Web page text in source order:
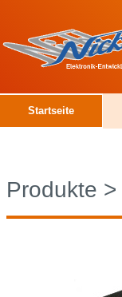
Startseite
Produkte >